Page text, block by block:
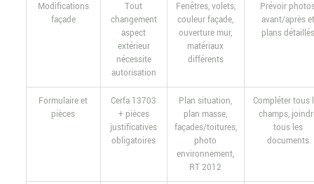
Modifications
façade
Tout
changement
aspect
extérieur
nécessite
autorisation
Fenêtres, volets,
couleur façade,
ouverture mur,
matériaux
différents
Prévoir
avant/après et
plans détaillés
Formulaire et
pièces
Cerfa 13703
+ pièces
justificatives
obligatoires
Plan situation,
plan masse,
façades/toitures,
photo
environnement,
RT 2012
Compléter tous
champs,
tous les
documents